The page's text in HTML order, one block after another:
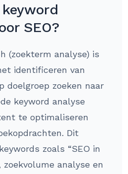
SEO?
(zoekterm analyse) is
identificeren van
doelgroep zoeken naar
keyword analyse
te optimaliseren
Dit
zoals “SEO in
zoekvolume analyse en